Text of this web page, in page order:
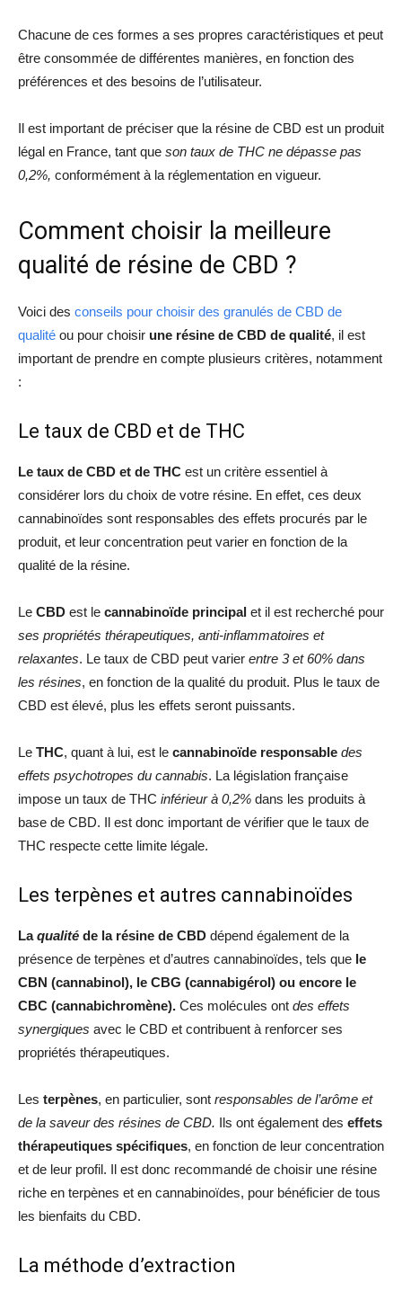
Chacune de ces formes a ses propres caractéristiques et peut
être consommée de différentes manières, en fonction des
préférences et des besoins de l’utilisateur.
Il est important de préciser que la résine de CBD est un produit
légal en France, tant que son taux de THC ne dépasse pas
0,2%, conformément à la réglementation en vigueur.
Comment choisir la meilleure
qualité de résine de CBD ?
Voici des conseils pour choisir des granulés de CBD de
qualité ou pour choisir une résine de CBD de qualité, il est
important de prendre en compte plusieurs critères, notamment
:
Le taux de CBD et de THC
Le taux de CBD et de THC est un critère essentiel à
considérer lors du choix de votre résine. En effet, ces deux
cannabinoïdes sont responsables des effets procurés par le
produit, et leur concentration peut varier en fonction de la
qualité de la résine.
Le CBD est le cannabinoïde principal et il est recherché pour
ses propriétés thérapeutiques, anti-inflammatoires et
relaxantes. Le taux de CBD peut varier entre 3 et 60% dans
les résines, en fonction de la qualité du produit. Plus le taux de
CBD est élevé, plus les effets seront puissants.
Le THC, quant à lui, est le cannabinoïde responsable des
effets psychotropes du cannabis. La législation française
impose un taux de THC inférieur à 0,2% dans les produits à
base de CBD. Il est donc important de vérifier que le taux de
THC respecte cette limite légale.
Les terpènes et autres cannabinoïdes
Laqualité de la résine de CBD dépend également de la
présence de terpènes et d’autres cannabinoïdes, tels que le
CBN (cannabinol), le CBG (cannabigérol) ou encore le
CBC (cannabichromène). Ces molécules ont des effets
synergiques avec le CBD et contribuent à renforcer ses
propriétés thérapeutiques.
Les terpènes, en particulier, sont responsables de l’arôme et
de la saveur des résines de CBD. Ils ont également des effets
thérapeutiques spécifiques, en fonction de leur concentration
et de leur profil. Il est donc recommandé de choisir une résine
riche en terpènes et en cannabinoïdes, pour bénéficier de tous
les bienfaits du CBD.
La méthode d’extraction